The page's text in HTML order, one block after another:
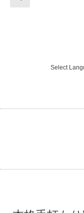
Select